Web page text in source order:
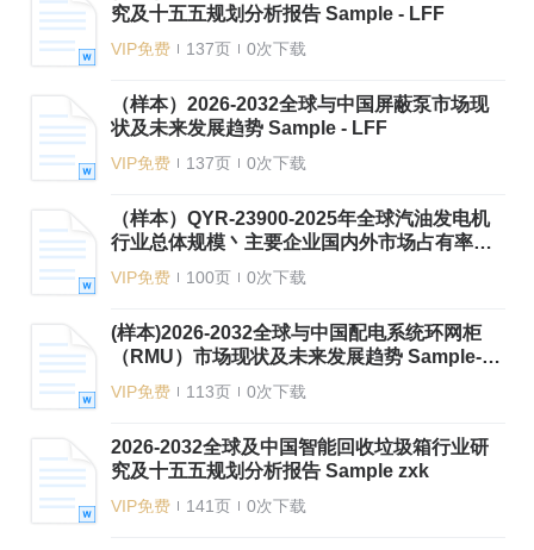
究及十五五规划分析报告 Sample - LFF
VIP免费 137页 0次下载
（样本）2026-2032全球与中国屏蔽泵市场现
状及未来发展趋势 Sample - LFF
VIP免费 137页 0次下载
（样本）QYR-23900-2025年全球汽油发电机
行业总体规模丶主要企业国内外市场占有率及
排名 Sample - LFF
VIP免费 100页 0次下载
(样本)2026-2032全球与中国配电系统环网柜
（RMU）市场现状及未来发展趋势 Sample---Z
VIP免费 113页 0次下载
2026-2032全球及中国智能回收垃圾箱行业研
究及十五五规划分析报告 Sample zxk
VIP免费 141页 0次下载